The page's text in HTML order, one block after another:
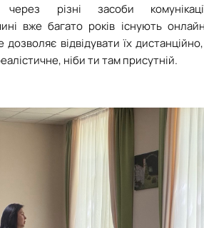
через різні засоби
вже багато років існують
дозволяє відвідувати їх дистанційно,
ніби ти там присутній.